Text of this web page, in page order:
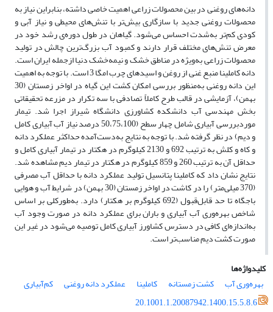
دانه‌های روغنی در بین محصولات زراعی اهمیت خاصی داشته، بنابراین نیاز به
محصولات روغنی جدید با سازگاری بیش‌تر با تنش‌های محیطی و نیاز آبی و
کودی کم‌تر به‌شدت احساس می‌شود. گیاهان در طول دوره‌ی رشد خود در
معرض تنش‌های مختلف قرار دارند و کمبود آب بزرگ‌ترین چالش در تولید
محصولات زراعی به‌ویژه در مناطق خشک و نیمه‌خشک دنیا ازجمله ایران است.
دانه کاملینا منبع غنی از روغن و اسید‌های چرب امگا 3 است. با توجه به اهمیت
این دانه روغنی به‌منظور بررسی امکان کشت این گیاه در اواخر زمستان (30
بهمن)، آزمایشی در قالب طرح کاملاً تصادفی با سه تکرار در مزرعه تحقیقاتی
بخش مهندسی آب دانشکده کشاورزی دانشگاه شیراز اجرا شد. تیمار
موردبررسی آبیاری شامل چهار سطح (50،75،100 درصد نیاز آب آبیاری کامل
و دیم) در نظر گرفته شد. با توجه به نتایج به‌دست‌آمده حداکثر عملکرد دانه
و کاه و کلش به ترتیب 692 و 2130 کیلو‌گرم در هکتار در تیمار آبیاری کامل و
حداقل آن به ترتیب 260 و 859 کیلو‌گرم در هکتار در تیمار دیم مشاهده شد.
نتایج نشان داد که کاملینا پتانسیل تولید عملکرد دانه با حداقل آب مصرفی
(370 میلی‌متر) را در کاشت در اواخر زمستان (30 بهمن) در شرایط آب و هوایی
باجگاه تا حد قابل‌قبول (692 کیلوگرم بر هکتار) دارد. به‌طورکلی بر اساس
شاخص بهره‌وری آب آبیاری و باران برای عملکرد دانه در صورت وجود آب
به‌اندازه‌ای کافی در دسترس کشاورز آبیاری کامل توصیه می‌شود در غیر این
صورت کشت دیم مناسب‌تر است.
کلیدواژه‌ها
بهره‌وری آب
کشت زمستانه کاملینا عملکرد دانه روغنی
کم‌آبیاری
20.1001.1.20087942.1400.15.5.8.6